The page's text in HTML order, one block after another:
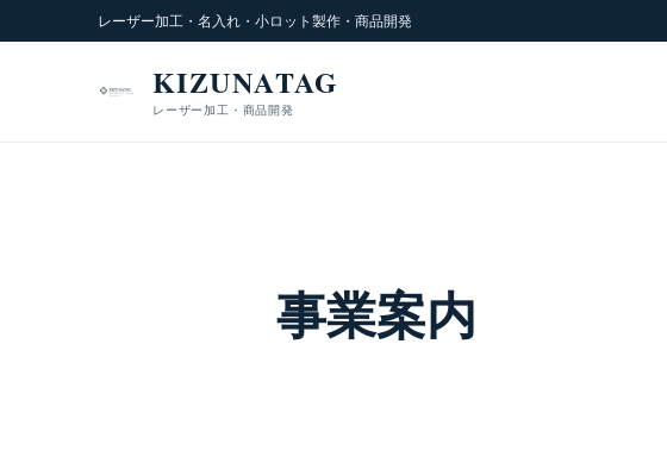
レーザー加工・名入れ・小ロット製作・商品開発
KIZUNATAG
レーザー加工・商品開発
事業案内